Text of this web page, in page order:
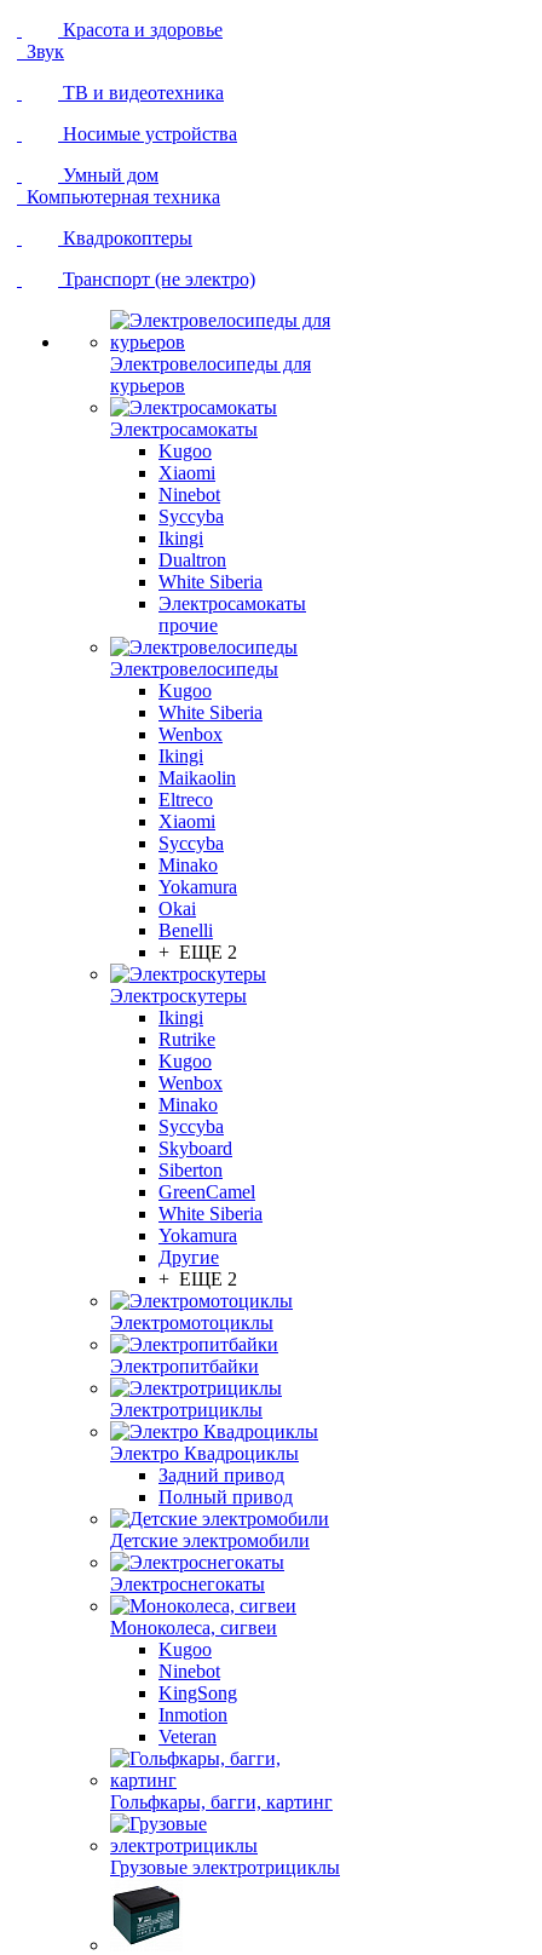
Красота и здоровье
Звук
ТВ и видеотехника
Носимые устройства
Умный дом
Компьютерная техника
Квадрокоптеры
Транспорт (не электро)
Электровелосипеды для
курьеров
Электросамокаты
Kugoo
Xiaomi
Ninebot
Syccyba
Ikingi
Dualtron
White Siberia
Электросамокаты
прочие
Электровелосипеды
Kugoo
White Siberia
Wenbox
Ikingi
Maikaolin
Eltreco
Xiaomi
Syccyba
Minako
Yokamura
Okai
Benelli
+ ЕЩЕ 2
Электроскутеры
Ikingi
Rutrike
Kugoo
Wenbox
Minako
Syccyba
Skyboard
Siberton
GreenCamel
White Siberia
Yokamura
Другие
+ ЕЩЕ 2
Электромотоциклы
Электропитбайки
Электротрициклы
Электро Квадроциклы
Задний привод
Полный привод
Детские электромобили
Электроснегокаты
Моноколеса, сигвеи
Kugoo
Ninebot
KingSong
Inmotion
Veteran
Гольфкары, багги, картинг
Грузовые электротрициклы